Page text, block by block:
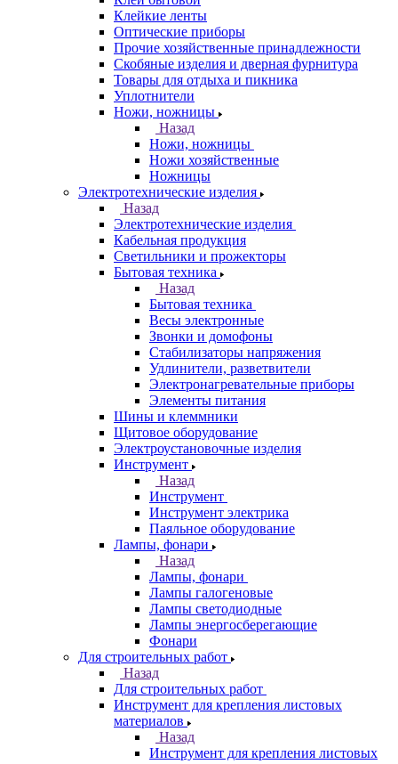
Клейкие ленты
Оптические приборы
Прочие хозяйственные принадлежности
Скобяные изделия и дверная фурнитура
Товары для отдыха и пикника
Уплотнители
Ножи, ножницы
Назад
Ножи, ножницы
Ножи хозяйственные
Ножницы
Электротехнические изделия
Назад
Электротехнические изделия
Кабельная продукция
Светильники и прожекторы
Бытовая техника
Назад
Бытовая техника
Весы электронные
Звонки и домофоны
Стабилизаторы напряжения
Удлинители, разветвители
Электронагревательные приборы
Элементы питания
Шины и клеммники
Щитовое оборудование
Электроустановочные изделия
Инструмент
Назад
Инструмент
Инструмент электрика
Паяльное оборудование
Лампы, фонари
Назад
Лампы, фонари
Лампы галогеновые
Лампы светодиодные
Лампы энергосберегающие
Фонари
Для строительных работ
Назад
Для строительных работ
Инструмент для крепления листовых
материалов
Назад
Инструмент для крепления листовых